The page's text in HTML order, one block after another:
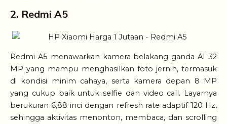
2. Redmi A5
Redmi A5 menawarkan kamera belakang ganda AI 32
MP yang mampu menghasilkan foto jernih, termasuk
di kondisi minim cahaya, serta kamera depan 8 MP
yang cukup baik untuk selfie dan video call. Layarnya
berukuran 6,88 inci dengan refresh rate adaptif 120 Hz,
sehingga aktivitas menonton, membaca, dan scrolling